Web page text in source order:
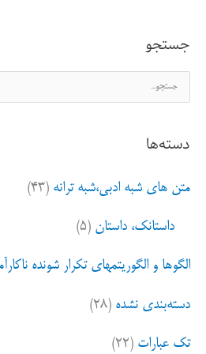
جستجو
س
ج
ب
دسته‌ها
متن های شبه ادبی،شبه ترانه (۴۳)
داستانک، داستان (۵)
الگوها و الگوریتمهای تکرار شونده
دسته‌بندی نشده (۲۸)
تک عبارات (۲۲)